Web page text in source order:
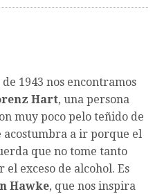
1943 nos encontramos
Hart, una persona
muy poco pelo teñido de
acostumbra a ir porque el
que no tome tanto
exceso de alcohol. Es
Hawke, que nos inspira